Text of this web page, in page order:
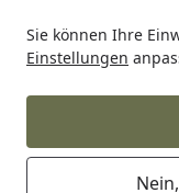
Sie können Ihre
Einstellungen
Startseite
Fiskars
Fiskars
Machen Sie
bis zu einer Dicke
wie eine natürliche